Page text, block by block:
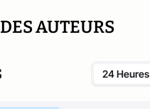
AUTEURS
24 Heures